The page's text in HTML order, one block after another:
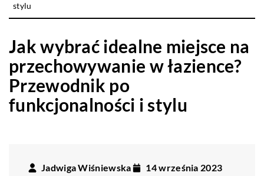
stylu
Jak wybrać idealne miejsce na
przechowywanie w łazience?
Przewodnik po
funkcjonalności i stylu
Jadwiga Wiśniewska
14 września 2023